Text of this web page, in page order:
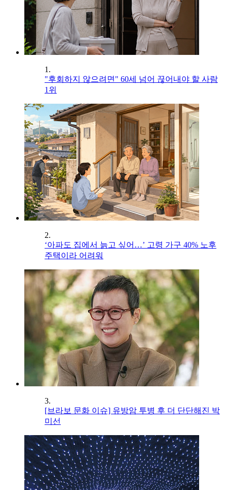
1.
"후회하지 않으려면" 60세 넘어 끊어내야 할 사람
1위
2.
‘아파도 집에서 늙고 싶어…’ 고령 가구 40% 노후
주택이라 어려워
3.
[브라보 문화 이슈] 유방암 투병 후 더 단단해진 박
미선